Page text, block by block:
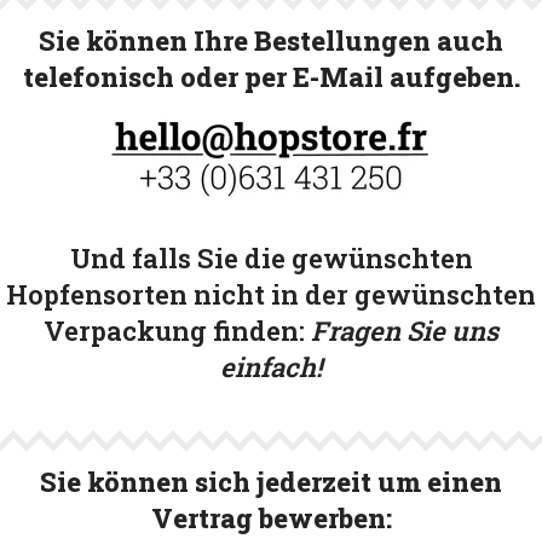
Sie können Ihre Bestellungen auch
telefonisch oder per E-Mail aufgeben.
Und falls Sie die gewünschten
Hopfensorten nicht in der gewünschten
Verpackung finden: Fragen Sie uns
einfach!
Sie können sich jederzeit um einen
Vertrag bewerben: